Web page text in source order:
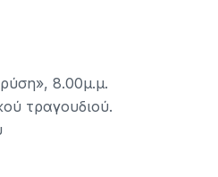
8.00μ.μ.
τραγουδιού.